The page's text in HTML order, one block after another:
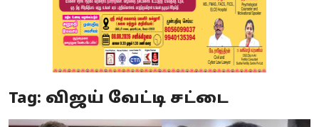
Tag: விஜய் வேட்டி சட்டை